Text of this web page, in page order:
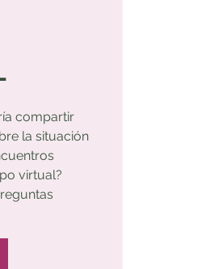
compartir
la situación
virtual?